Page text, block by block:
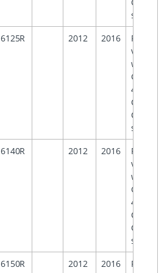
systems
6125R 2012 2016
For
vehicles
with
4
Centre
systems
6140R 2012 2016
For
vehicles
with
4
Centre
systems
6150R 2012 2016
For